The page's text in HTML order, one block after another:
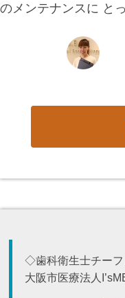
のメンテナンスに と
◇歯科衛生士チーフ
大阪市医療法人